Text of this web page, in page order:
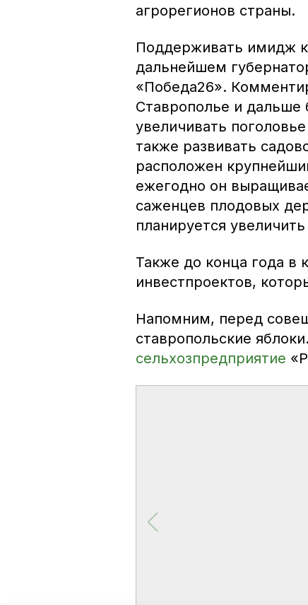
агрорегионов страны.
Поддерживать имидж
дальнейшем
«Победа26».
Ставрополье и дальше
увеличивать
также развивать
расположен
ежегодно он
саженцев плодовых
планируется
Также до конца года в
инвестпроектов,
Напомним, перед
ставропольские
сельхозпредприятие